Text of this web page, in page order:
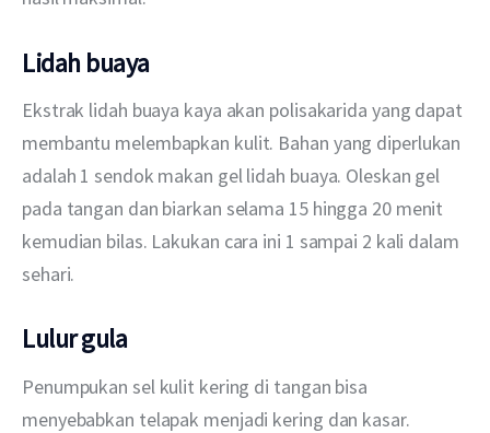
Lidah buaya
Ekstrak lidah buaya kaya akan polisakarida yang dapat
membantu melembapkan kulit. Bahan yang diperlukan
adalah 1 sendok makan gel lidah buaya. Oleskan gel
pada tangan dan biarkan selama 15 hingga 20 menit
kemudian bilas. Lakukan cara ini 1 sampai 2 kali dalam
sehari.
Lulur gula
Penumpukan sel kulit kering di tangan bisa
menyebabkan telapak menjadi kering dan kasar.